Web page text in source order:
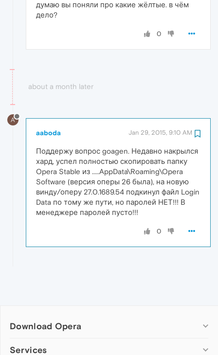
думаю вы поняли про какие жёлтые. в чём
дело?
0
about a month later
A
aaboda Jan 29, 2015, 9:10 AM
Поддержу вопрос goagen. Недавно накрылся
хард, успел полностью скопировать папку
Opera Stable из .....AppData\Roaming\Opera
Software (версия оперы 26 была), на новую
винду/оперу 27.0.1689.54 подкинул файл Login
Data по тому же пути, но паролей НЕТ!!! В
менеджере паролей пусто!!!
0
Download Opera
Computer browsers
Services